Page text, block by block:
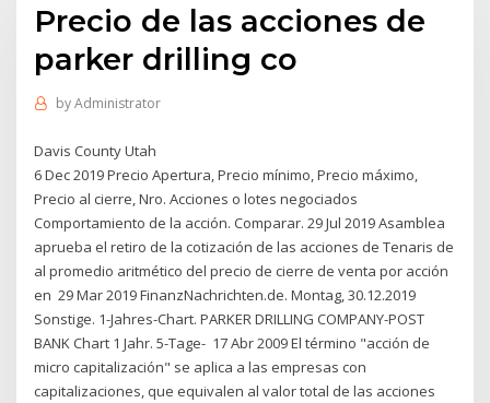
Precio de las acciones de
parker drilling co
byAdministrator
Davis County Utah
6 Dec 2019 Precio Apertura, Precio mínimo, Precio máximo,
Precio al cierre, Nro. Acciones o lotes negociados
Comportamiento de la acción. Comparar. 29 Jul 2019 Asamblea
aprueba el retiro de la cotización de las acciones de Tenaris de
al promedio aritmético del precio de cierre de venta por acción
en 29 Mar 2019 FinanzNachrichten.de. Montag, 30.12.2019
Sonstige. 1-Jahres-Chart. PARKER DRILLING COMPANY-POST
BANK Chart 1 Jahr. 5-Tage- 17 Abr 2009 El término "acción de
micro capitalización" se aplica a las empresas con
capitalizaciones, que equivalen al valor total de las acciones